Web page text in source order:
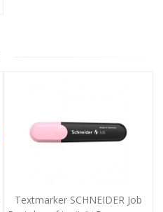
Textmarker SCHNEIDER Job